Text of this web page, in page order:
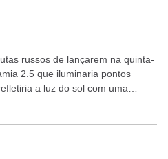
russos de lançarem na quinta-
2.5 que iluminaria pontos
a luz do sol com uma